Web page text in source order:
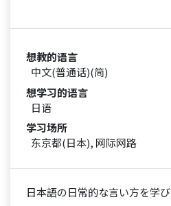
想教的语言
中文(普通话)(简)
想学习的语言
日语
学习场所
东京都(日本), 网际网路
日本語の日常的な言い方を学